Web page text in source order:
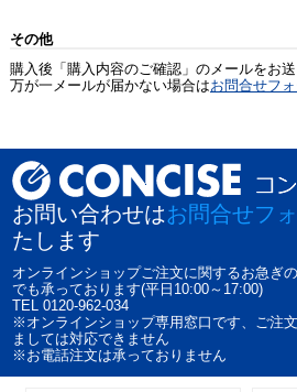
その他
購入後「購入内容のご確認」のメールをお送
万が一メールが届かない場合はお問合せフ
お問い合わせはお問合せフ
たします
オンラインショップご注文に関するお急ぎ
でも承っております(平日10:00～17:00)
TEL 0120-962-034
※オンラインショップ専用窓口です、ご注
ましては対応できません
※お電話注文は承っておりません